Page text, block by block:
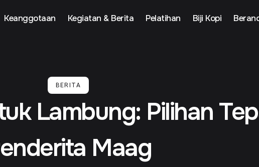
Biji Kopi
Pelatihan
Kegiatan & Berita
Keanggotaan
BERITA
Lambung: Pilihan
Maag